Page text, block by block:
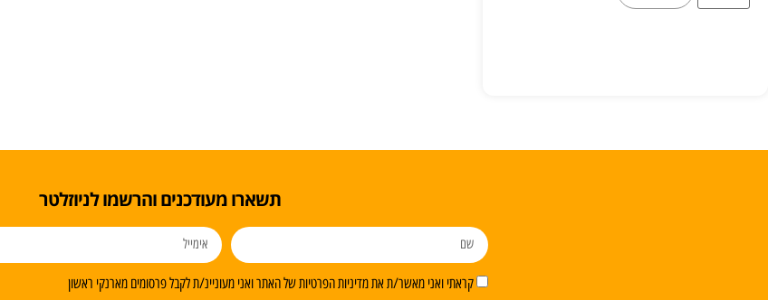
תשארו מעודכנים והרשמו לניוזלטר
קראתי ואני מאשר/ת את מדיניות הפרטיות של האתר ואני מעוניינ/ת לקבל פרסומים מארנקי ראשון